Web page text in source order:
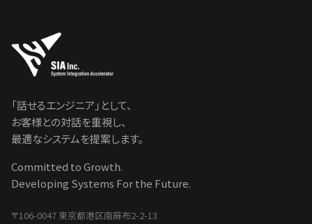
「話せるエンジニア」として、
お客様との対話を重視し、
最適なシステムを提案します。
Committed to Growth.
Developing Systems For the Future.
〒106-0047 東京都港区南麻布2-2-13